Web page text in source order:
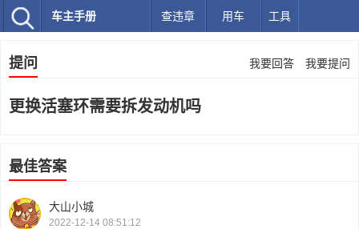
车主手册 查违章 用车 工具
提问 我要回答 我要提问
更换活塞环需要拆发动机吗
最佳答案
大山小城
2022-12-14 08:51:12